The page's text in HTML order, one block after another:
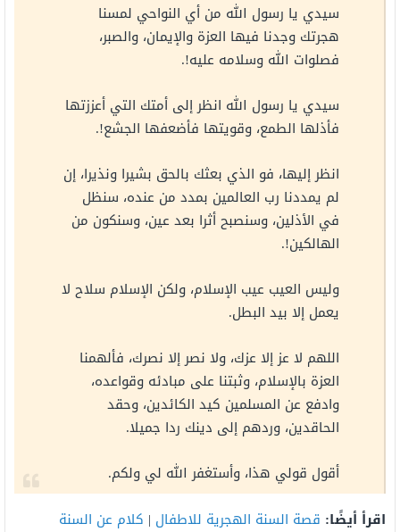
سيدي يا رسول الله من أي النواحي لمسنا
هجرتك وجدنا فيها العزة والإيمان، والصبر،
فصلوات الله وسلامه عليه!.
سيدي يا رسول الله انظر إلى أمتك التي أعززتها
فأذلها الطمع، وقويتها فأضعفها الجشع!.
انظر إليها، فو الذي بعثك بالحق بشيرا ونذيرا، إن
لم يمددنا رب العالمين بمدد من عنده، سنظل
في الأذلين، وسنصبح أثرا بعد عين، وسنكون من
الهالكين!.
وليس العيب عيب الإسلام، ولكن الإسلام سلاح لا
يعمل إلا بيد البطل.
اللهم لا عز إلا عزك، ولا نصر إلا نصرك، فألهمنا
العزة بالإسلام، وثبتنا على مبادئه وقواعده،
وادفع عن المسلمين كيد الكائدين، وحقد
الحاقدين، وردهم إلى دينك ردا جميلا.
أقول قولي هذا، وأستغفر الله لي ولكم.
اقرأ أيضًا: قصة السنة الهجرية للاطفال | كلام عن السنة